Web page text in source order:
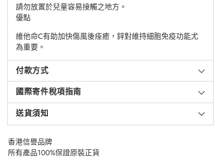
請勿放置於兒童容易接觸之地方。
優點
維他命C有助加快傷風後痊癒，鋅對維持細胞免疫功能尤
為重要。
付款方式
國際寄件稅項指南
送貨須知
香港信譽品牌
所有產品100%保證原裝正貨